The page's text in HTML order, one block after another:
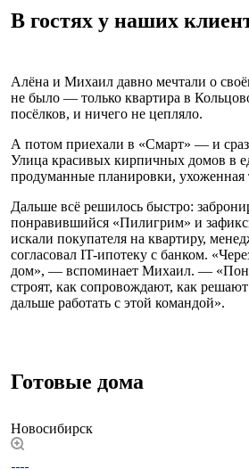
В гостях у наших
Алёна и Михаил давно мечтали о
не было — только квартира в
посёлков, и ничего не цепляло.
А потом приехали в «Смарт» — и
Улица красивых кирпичных домов в
продуманные планировки, ухоженная
Дальше всё решилось быстро:
понравившийся «Пилигрим» и
искали покупателя на квартиру,
согласовал IT-ипотеку с банком.
дом», — вспоминает Михаил. —
строят, как сопровождают, как
дальше работать с этой командой».
Готовые дома
Новосибирск